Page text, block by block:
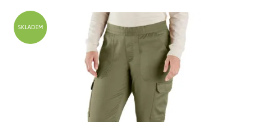
DOPLŇKY
SLEVY A VÝPRODEJ
LIMITOVANÉ EDICE
SKLADEM